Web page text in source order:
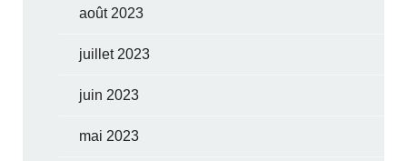
août 2023
juillet 2023
juin 2023
mai 2023